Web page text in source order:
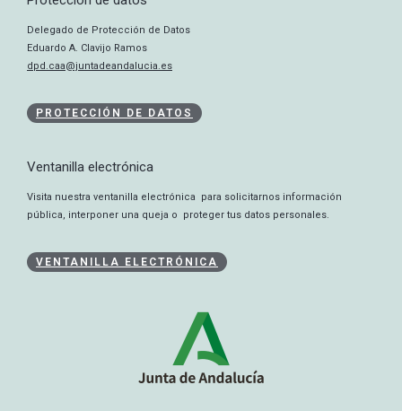
Delegado de Protección de Datos
Eduardo A. Clavijo Ramos
dpd.caa@juntadeandalucia.es
PROTECCIÓN DE DATOS
Ventanilla electrónica
Visita nuestra ventanilla electrónica para solicitarnos información
pública, interponer una queja o proteger tus datos personales.
VENTANILLA ELECTRÓNICA